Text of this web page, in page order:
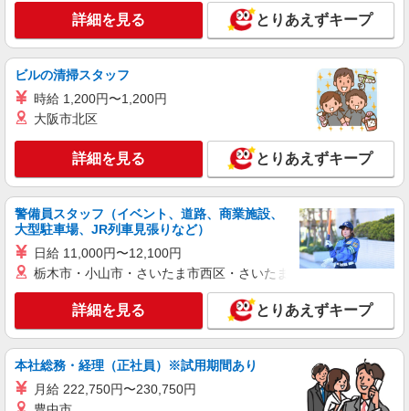
日）＝35万2000円 ◆昇給あり ◆支払い方法 ※日
払い/週払い/月払い対応も可能です。詳しくは面談
時にご相談ください。 ◆交通費：別途全額支給 ※
当社規定あり
本線「天王町駅」 ◆相鉄本線「星川駅」 ◆相鉄本
線「和田町駅」 ★その他、近隣に多数勤務地あり
ます！
キープ 詳細を見る
職業紹介
株式会社kotrio /●YK-S-2083187
【月給24万円〜】残業少なめ☆住宅型有料の
サポートスタッフ♪
【正社員】月給240,000〜400,000円 ・基本
30,000円 ・役職手当：10,000〜70,000円 ・処遇改
善手当：20,000〜60,000円（勤続年数、保有資格
により変動） ・固定残業手当：20,000円（10時
間） ※固定残業時間を超過する場合には超過勤務
手当として別途支給 ・夜勤手当：10,000円/1回
（上記給与とは別に支給） 下記資格をお持ちの方
歓迎 ・認知症介護基礎研修 ・初任者研修 ・実務
者研修 ・介護福祉士 など
横浜市保土ヶ谷区
キープ 詳細を見る
デイサービス ソラスト保土ヶ谷/1480000023-006
介護職員（ヘルパー）（役職なし）
月給212,200円〜222,200円（経験・能力等に
よる）
神奈川県横浜市保土ケ谷区岩井町123-2
詳細を見る とりあえずキープ
ビルの清掃スタッフ
時給 1,200円〜1,200円
大阪市北区
詳細を見る とりあえずキープ
警備員スタッフ（イベント、道路、商業施設、
大型駐車場、JR列車見張りなど）
日給 11,000円〜12,100円
栃木市・小山市・さいたま市西区・さいたま市岩槻区・久喜市・
詳細を見る とりあえずキープ
本社総務・経理（正社員）※試用期間あり
月給 222,750円〜230,750円